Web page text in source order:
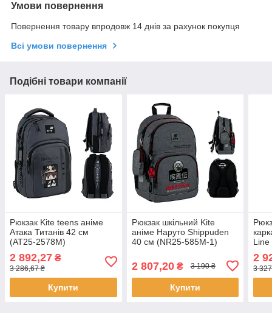
Умови повернення
Повернення товару впродовж 14 днів за рахунок покупця
Всі умови повернення
Подібні товари компанії
Рюкзак Kite teens аніме
Атака Титанів 42 см
(AT25-2578M)
2 892,27 ₴
3 286,67 ₴
Купити
Рюкзак шкільний Kite
аніме Наруто Shippuden
40 см (NR25-585M-1)
2 807,20₴ 3 190 ₴
Купити
Line
2
3